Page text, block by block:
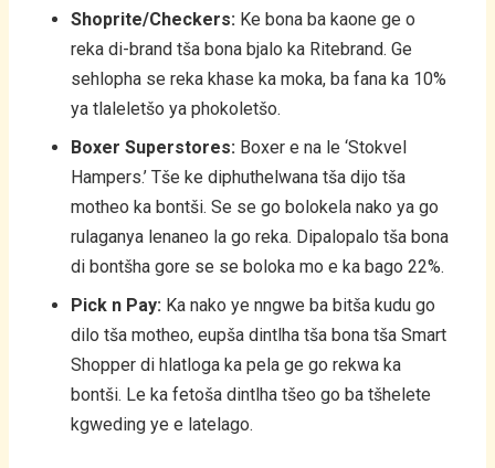
Shoprite/Checkers: Ke bona ba kaone ge o
reka di-brand tša bona bjalo ka Ritebrand. Ge
sehlopha se reka khase ka moka, ba fana ka 10%
ya tlaleletšo ya phokoletšo.
Boxer Superstores: Boxer e na le ‘Stokvel
Hampers.’ Tše ke diphuthelwana tša dijo tša
motheo ka bontši. Se se go bolokela nako ya go
rulaganya lenaneo la go reka. Dipalopalo tša bona
di bontšha gore se se boloka mo e ka bago 22%.
Pick n Pay: Ka nako ye nngwe ba bitša kudu go
dilo tša motheo, eupša dintlha tša bona tša Smart
Shopper di hlatloga ka pela ge go rekwa ka
bontši. Le ka fetoša dintlha tšeo go ba tšhelete
kgweding ye e latelago.